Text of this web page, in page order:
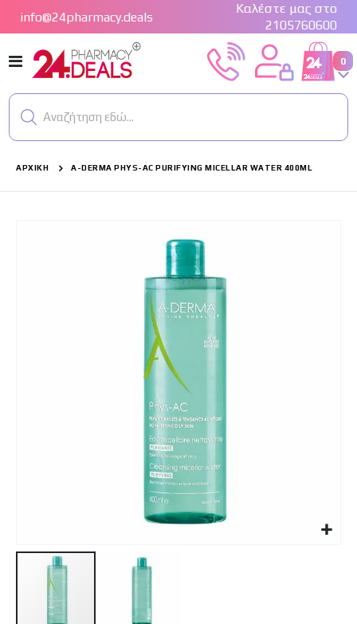
info@24pharmacy.deals
Καλέστε μας στο
2105760600
Εναλλαγή
Πλοήγησης
Cart
0
Αναζήτηση εδώ...
ΑΡΧΙΚΉ A-DERMA PHYS-AC PURIFYING MICELLAR WATER 400ML